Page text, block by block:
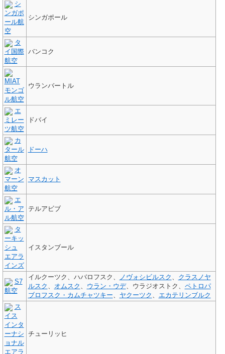
シ
ンガポ
ール航
空
シンガポール
タ
イ国際
航空
バンコク
MIAT
モンゴ
ル航空
ウランバートル
エ
ミレー
ツ航空
ドバイ
カ
タール
航空
ドーハ
オ
マーン
航空
マスカット
エ
ル・ア
ル航空
テルアビブ
タ
ーキッ
シュ
エアラ
インズ
イスタンブール
S7
航空
イルクーツク、ハバロフスク、 ノヴォシビルスク 、
クラスノヤ
ルスク 、 オムスク 、 ウラン・ウデ、ウラジオストク、 ペトロパ
ブロフスク・カムチャツキー、 ヤクーツク 、
エカテリンブルク
ス
イス
インタ
ーナシ
ョナル
エアラ
チューリッヒ